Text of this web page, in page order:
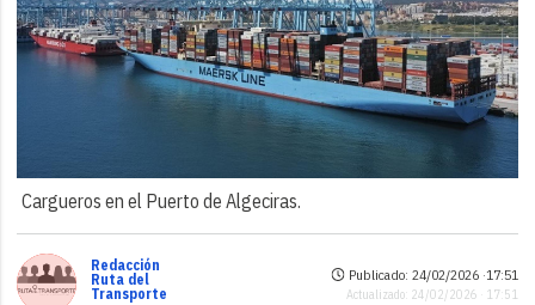
Cargueros en el Puerto de Algeciras.
Redacción
Ruta del
Transporte
Publicado: 24/02/2026 ·17:51
Actualizado: 24/02/2026 · 17:51